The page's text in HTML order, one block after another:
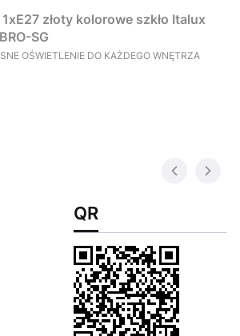
złoty kolorowe szkło Italux
SG
OŚWIETLENIE DO KAŻDEGO WNĘTRZA
QR